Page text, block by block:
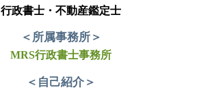
行政書士・不動産鑑定士
＜所属事務所＞
MRS行政書士事務所
＜自己紹介＞